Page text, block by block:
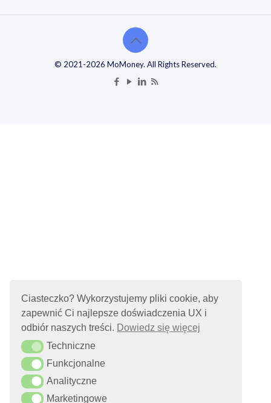
© 2021-2026 MoMoney. All Rights Reserved.
Ciasteczko? Wykorzystujemy pliki cookie, aby
zapewnić Ci najlepsze doświadczenia UX i
odbiór naszych treści. Dowiedz się więcej
Techniczne
Techniczne
Funkcjonalne
Funkcjonalne
Analityczne
Analityczne
Marketingowe
Marketingowe